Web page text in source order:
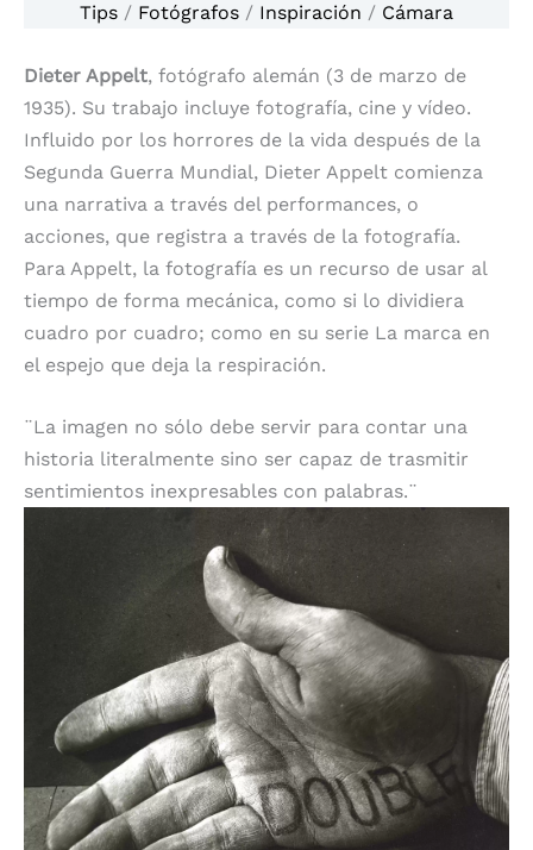
Tips / Fotógrafos / Inspiración / Cámara
Dieter Appelt, fotógrafo alemán (3 de marzo de
1935). Su trabajo incluye fotografía, cine y vídeo.
Influido por los horrores de la vida después de la
Segunda Guerra Mundial, Dieter Appelt comienza
una narrativa a través del performances, o
acciones, que registra a través de la fotografía.
Para Appelt, la fotografía es un recurso de usar al
tiempo de forma mecánica, como si lo dividiera
cuadro por cuadro; como en su serie La marca en
el espejo que deja la respiración.
¨La imagen no sólo debe servir para contar una
historia literalmente sino ser capaz de trasmitir
sentimientos inexpresables con palabras.¨